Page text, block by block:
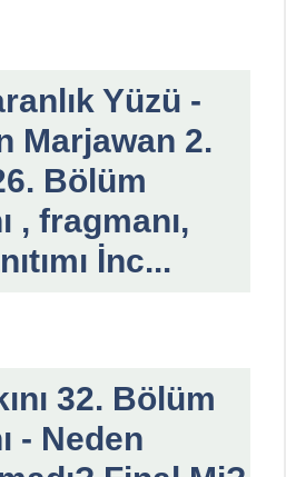
Yüzü -
Marjawan 2.
Bölüm
, fragmanı,
İnc...
32. Bölüm
- Neden